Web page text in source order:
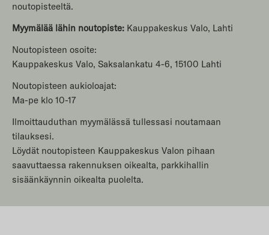
noutopisteeltä.
Myymälää lähin noutopiste: Kauppakeskus Valo, Lahti
Noutopisteen osoite:
Kauppakeskus Valo, Saksalankatu 4-6, 15100 Lahti
Noutopisteen aukioloajat:
Ma-pe klo 10-17
Ilmoittauduthan myymälässä tullessasi noutamaan
tilauksesi.
Löydät noutopisteen Kauppakeskus Valon pihaan
saavuttaessa rakennuksen oikealta, parkkihallin
sisäänkäynnin oikealta puolelta.